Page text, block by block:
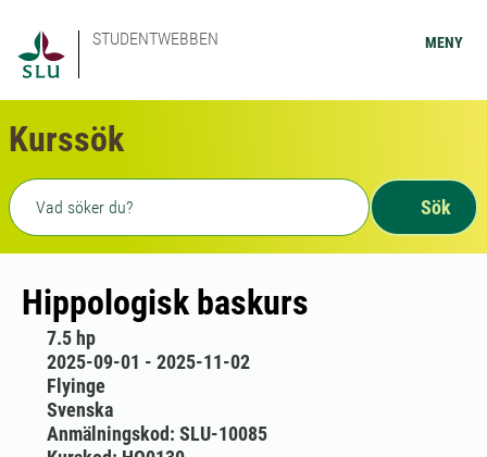
STUDENTWEBBEN MENY
Kurssök
Fritext sökning
Sök
Hippologisk baskurs
7.5 hp
2025-09-01 - 2025-11-02
Flyinge
Svenska
Anmälningskod: SLU-10085